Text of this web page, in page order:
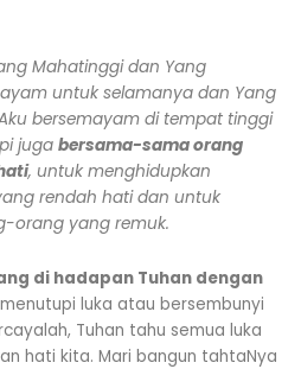
Mahatinggi dan Yang
untuk selamanya dan Yang
bersemayam di tempat tinggi
juga bersama-sama orang
, untuk menghidupkan
rendah hati dan untuk
orang yang remuk.
di hadapan Tuhan dengan
luka atau bersembunyi
Tuhan tahu semua luka
hati kita. Mari bangun tahtaNya